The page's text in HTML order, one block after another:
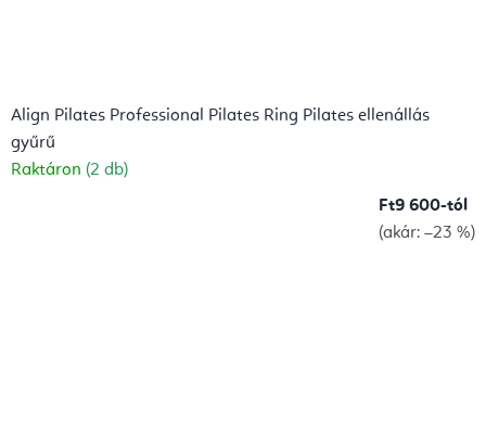
Align Pilates Professional Pilates Ring Pilates ellenállás
gyűrű
Raktáron (2 db)
Ft9 600-tól
(akár: –23 %)